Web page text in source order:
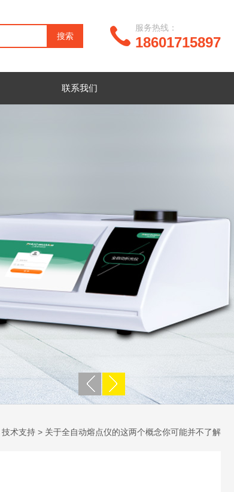
18601715897
服务热线：
联系我们
技术支持 > 关于全自动熔点仪的这两个概念你可能并不了解